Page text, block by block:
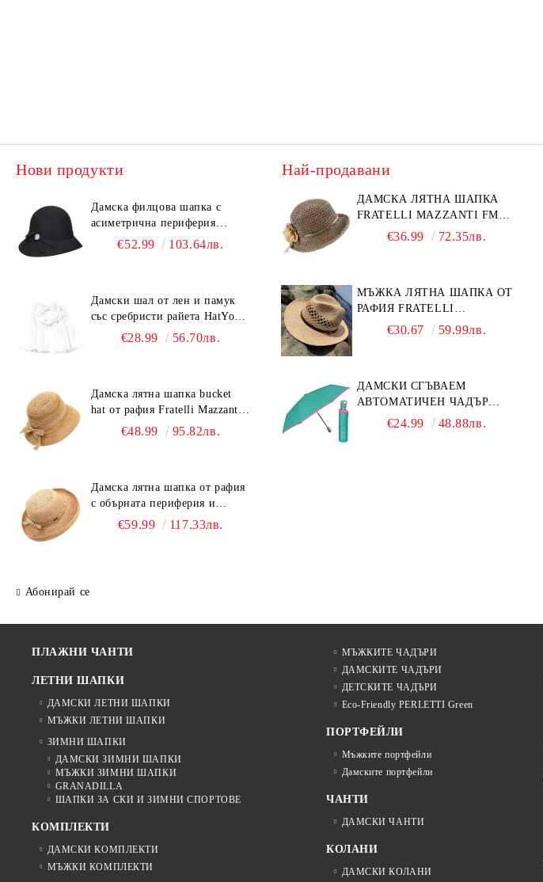
Нови продукти
Дамска филцова шапка с
асиметрична периферия
HatYou CF0376 | Черен
€52.99 103.64лв.
Дамски шал от лен и памук
със сребристи райета HatYou |
90x180 см | Бял
€28.99 56.70лв.
Дамска лятна шапка bucket
hat от рафия Fratelli Mazzanti |
Светлокафяв
€48.99 95.82лв.
Дамска лятна шапка от рафия
с обърната периферия и
бежова лента Fratelli Mazzanti
€59.99 117.33лв.
Абонирай се
Най-продавани
ДАМСКА ЛЯТНА ШАПКА
FRATELLI MAZZANTI FM
6774, НАТУРАЛЕН/ЖЪЛТО
€36.99 72.35лв.
МЪЖКА ЛЯТНА ШАПКА ОТ
РАФИЯ FRATELLI
MAZZANTI FM 7932,
€30.67 59.99лв.
ДАМСКИ СГЪВАЕМ
АВТОМАТИЧЕН ЧАДЪР
OPEN-CLOSE | PERLETTI
€24.99 48.88лв.
ПЛАЖНИ ЧАНТИ
ЛЕТНИ ШАПКИ
ДАМСКИ ЛЕТНИ ШАПКИ
МЪЖКИ ЛЕТНИ ШАПКИ
ЗИМНИ ШАПКИ
ДАМСКИ ЗИМНИ ШАПКИ
МЪЖКИ ЗИМНИ ШАПКИ
GRANADILLA
ШАПКИ ЗА СКИ И ЗИМНИ СПОРТОВЕ
КОМПЛЕКТИ
ДАМСКИ КОМПЛЕКТИ
МЪЖКИ КОМПЛЕКТИ
МЪЖКИТЕ ЧАДЪРИ
ДАМСКИТЕ ЧАДЪРИ
ДЕТСКИТЕ ЧАДЪРИ
Eco-Friendly PERLETTI Green
ПОРТФЕЙЛИ
Мъжките портфейли
Дамските портфейли
ЧАНТИ
ДАМСКИ ЧАНТИ
КОЛАНИ
ДАМСКИ КОЛАНИ